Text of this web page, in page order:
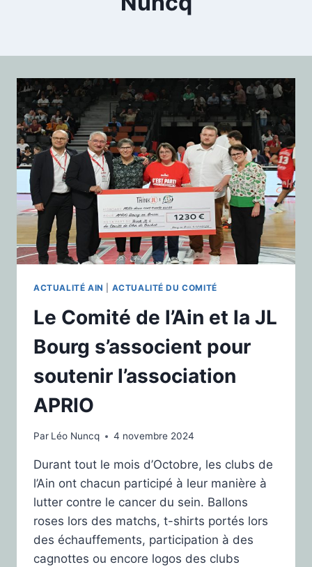
ACTUALITÉ AIN ACTUALITÉ DU COMITÉ
Le Comité de l’Ain et la JL
Bourg s’associent pour
soutenir l’association
APRIO
Par Léo Nuncq 4 novembre 2024
Durant tout le mois d’Octobre, les clubs de
l’Ain ont chacun participé à leur manière à
lutter contre le cancer du sein. Ballons
roses lors des matchs, t-shirts portés lors
des échauffements, participation à des
cagnottes ou encore logos des clubs